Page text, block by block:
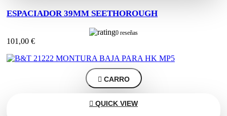
ESPACIADOR 39MM SEETHOROUGH
0 reseñas
101,00 €
 CARRO
 QUICK VIEW